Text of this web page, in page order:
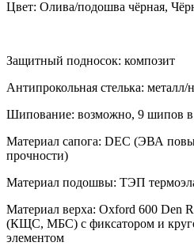
Цвет: Олива/подошва чёрная,
Защитный подносок: композит
Антипрокольная стелька: металл/
Шипование: возможно, 9 шипов в
Материал сапога: DEC (ЭВА
прочности)
Материал подошвы: ТЭП
Материал верха: Oxford 600 Den
(КЩС, МБС) с фиксатором и
элементом